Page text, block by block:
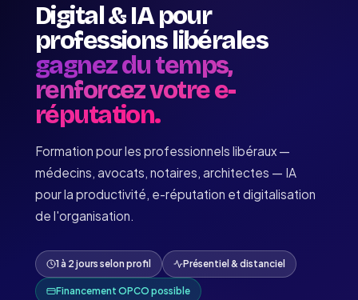
Digital & IA pour
professions libérales
gagnez du temps,
renforcez votre e-
réputation.
Formation pour les professionnels libéraux —
médecins, avocats, notaires, architectes — IA
pour la productivité, e-réputation et digitalisation
de l'organisation.
1 à 2 jours selon profil Présentiel & distanciel
Financement OPCO possible